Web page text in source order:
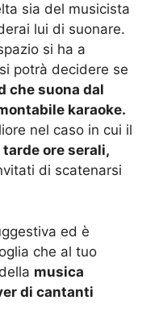
sia del musicista
lui di suonare.
si ha a
potrà decidere se
che suona dal
karaoke.
nel caso in cui il
tarde ore serali,
di scatenarsi
ed è
che al tuo
musica
di cantanti